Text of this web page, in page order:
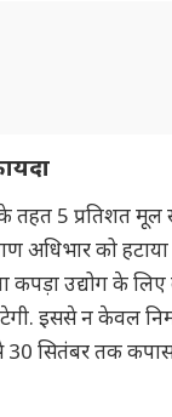
के तहत 5 प्रतिशत
अधिभार को
कपड़ा उद्योग के
इससे न केवल
सितंबर तक